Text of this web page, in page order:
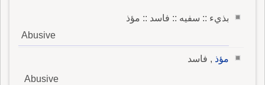
بذيء :: سفيه :: فاسد :: مؤذ
Abusive
مؤذ , فاسد
Abusive